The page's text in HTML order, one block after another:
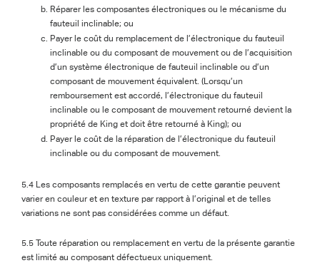
Réparer les composantes électroniques ou le mécanisme du
fauteuil inclinable; ou
Payer le coût du remplacement de l’électronique du fauteuil
inclinable ou du composant de mouvement ou de l’acquisition
d’un système électronique de fauteuil inclinable ou d’un
composant de mouvement équivalent. (Lorsqu’un
remboursement est accordé, l’électronique du fauteuil
inclinable ou le composant de mouvement retourné devient la
propriété de King et doit être retourné à King); ou
Payer le coût de la réparation de l’électronique du fauteuil
inclinable ou du composant de mouvement.
5.4 Les composants remplacés en vertu de cette garantie peuvent
varier en couleur et en texture par rapport à l’original et de telles
variations ne sont pas considérées comme un défaut.
5.5 Toute réparation ou remplacement en vertu de la présente garantie
est limité au composant défectueux uniquement.